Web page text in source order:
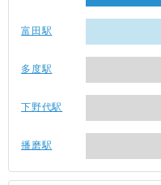
富田駅
多度駅
下野代駅
播磨駅